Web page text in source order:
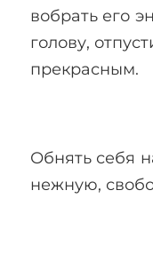
вобрать его
голову,
прекрасным.
Обнять себя
нежную,